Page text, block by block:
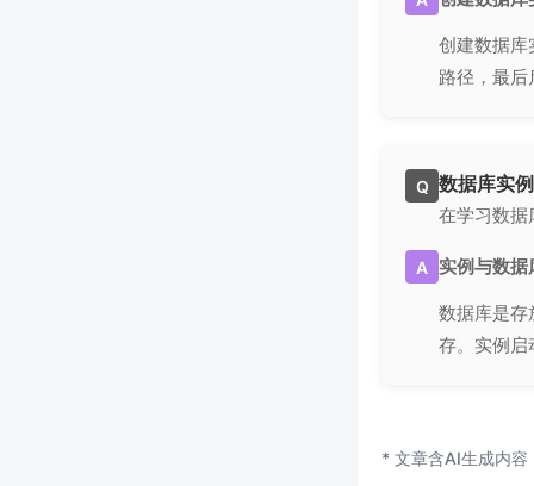
创建数据库
路径，最
Q 数据库实
在学习数据
A 实例与数据
数据库是存
存。实例启
* 文章含AI生成内容